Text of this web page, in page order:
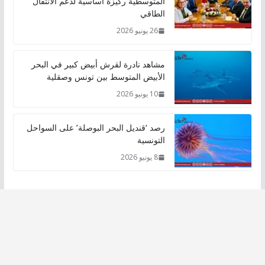
الطاقي
26 يونيو 2026
مشاهد نادرة لقرش أبيض كبير في البحر
الأبيض المتوسط بين تونس وصقلية
10 يونيو 2026
رصد ‘قنديل البحر البوصلة’ على السواحل
التونسية
8 يونيو 2026